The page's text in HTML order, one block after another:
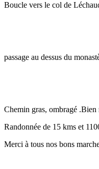
Boucle vers le col de
passage au dessus du
Chemin gras, ombragé .Bien
Randonnée de 15 kms et
Merci à tous nos bons